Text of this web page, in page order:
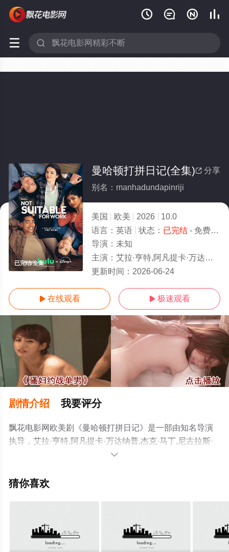
   
 
已完结/全集
 分享
曼哈顿打拼日记(全集)
别名：manhadundapinriji
美国 欧美 2026
10.0
语言： 英语 状态： 已完结- 免费在线观看
导演： 未知
主演： 艾拉·亨特,阿凡提卡·万达纳普,杰克·马丁,尼古拉斯·杜威内,威尔·菲茨,维克多·加博,吴恬敏,格雷格·格曼,梅·洪
更新时间： 2026-06-24
 在线观看  极速观看
剧情介绍 我要评分
飘花电影网欧美剧《曼哈顿打拼日记》是一部由知名导演
执导，艾拉·亨特,阿凡提卡·万达纳普,杰克·马丁,尼古拉斯·
杜威内,威尔·菲茨,维克多·加博,吴恬敏,格雷格·格曼,梅·洪,劳
剧情已揭晓（已完结），手机免费观看高清未删减完整版

猜你喜欢